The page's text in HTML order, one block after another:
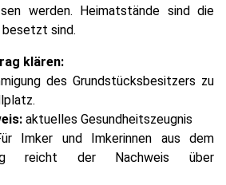
werden. Heimatstände sind die
besetzt sind.
klären:
des Grundstücksbesitzers zu
aktuelles Gesundheitszeugnis
Imker und Imkerinnen aus dem
reicht der Nachweis über